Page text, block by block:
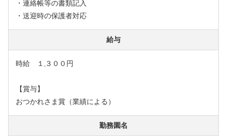
・連絡帳等の書類記入
・送迎時の保護者対応
給与
時給 １,３００円
【賞与】
おつかれさま賞（業績による）
勤務園名